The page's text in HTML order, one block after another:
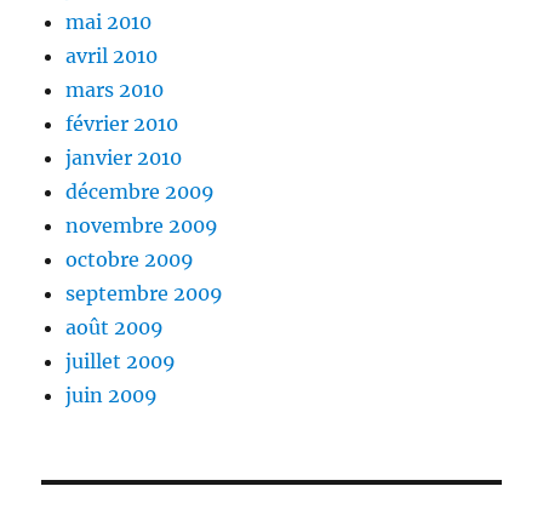
mai 2010
avril 2010
mars 2010
février 2010
janvier 2010
décembre 2009
novembre 2009
octobre 2009
septembre 2009
août 2009
juillet 2009
juin 2009